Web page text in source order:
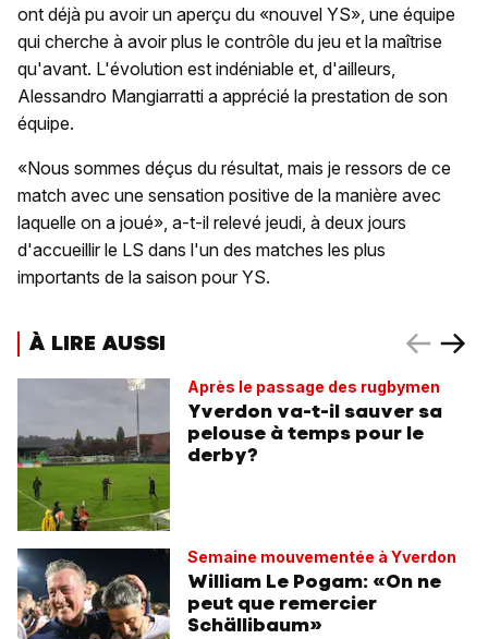
ont déjà pu avoir un aperçu du «nouvel YS», une équipe
qui cherche à avoir plus le contrôle du jeu et la maîtrise
qu'avant. L'évolution est indéniable et, d'ailleurs,
Alessandro Mangiarratti a apprécié la prestation de son
équipe.
«Nous sommes déçus du résultat, mais je ressors de ce
match avec une sensation positive de la manière avec
laquelle on a joué», a-t-il relevé jeudi, à deux jours
d'accueillir le LS dans l'un des matches les plus
importants de la saison pour YS.
À LIRE AUSSI
Après le passage des rugbymen
Yverdon va-t-il sauver sa
pelouse à temps pour le
derby?
Semaine mouvementée à Yverdon
William Le Pogam: «On ne
peut que remercier
Schällibaum»